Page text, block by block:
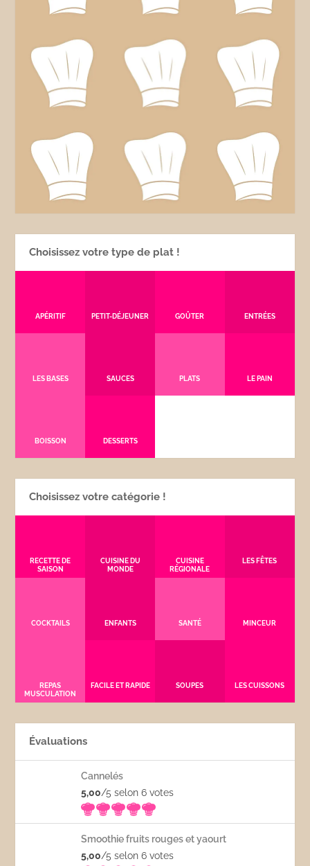
Choisissez votre type de plat !
APÉRITIF PETIT-DÉJEUNER GOÛTER ENTRÉES
LES BASES SAUCES PLATS LE PAIN
BOISSON DESSERTS
Choisissez votre catégorie !
RECETTE DE
SAISON
CUISINE DU
MONDE
CUISINE
RÉGIONALE
LES FÊTES
COCKTAILS ENFANTS SANTÉ MINCEUR
REPAS
MUSCULATION
FACILE ET RAPIDE SOUPES LES CUISSONS
Évaluations
Cannelés
5,00/5 selon 6votes
Smoothie fruits rouges et yaourt
5,00/5 selon 6votes